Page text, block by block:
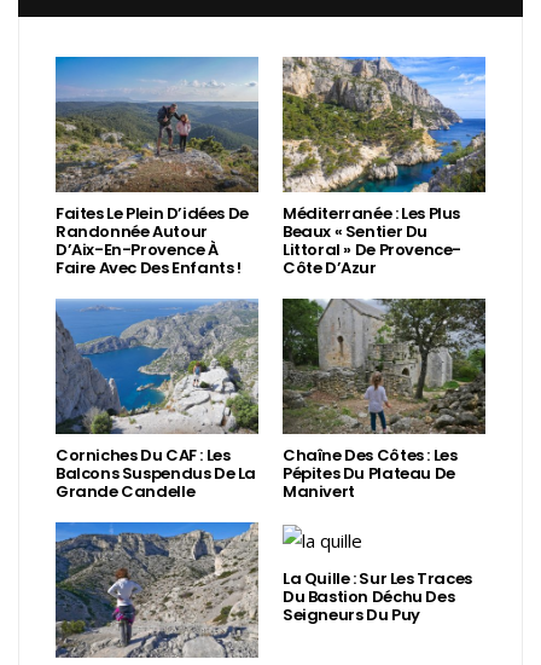
Faites Le Plein D’idées De
Randonnée Autour
D’Aix-En-Provence À
Faire Avec Des Enfants !
Méditerranée : Les Plus
Beaux « Sentier Du
Littoral » De Provence-
Côte D’Azur
Corniches Du CAF : Les
Balcons Suspendus De La
Grande Candelle
Chaîne Des Côtes : Les
Pépites Du Plateau De
Manivert
La Quille : Sur Les Traces
Du Bastion Déchu Des
Seigneurs Du Puy